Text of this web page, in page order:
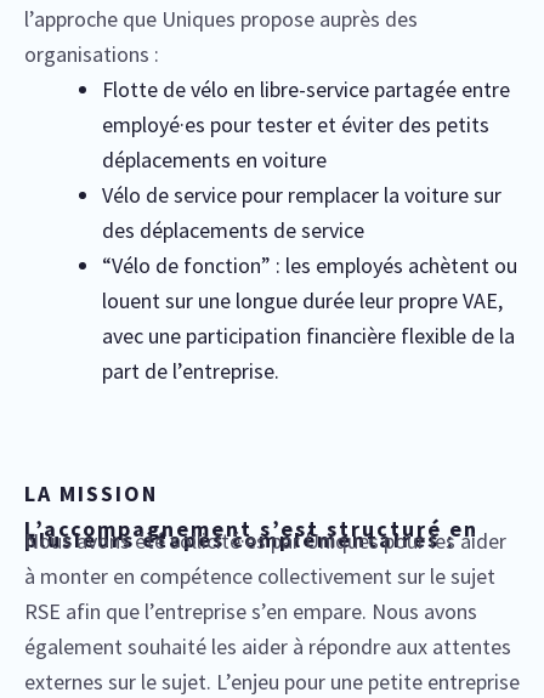
l’approche que Uniques propose auprès des
organisations :
Flotte de vélo en libre-service partagée entre
employé·es pour tester et éviter des petits
déplacements en voiture
Vélo de service pour remplacer la voiture sur
des déplacements de service
“Vélo de fonction” : les employés achètent ou
louent sur une longue durée leur propre VAE,
avec une participation financière flexible de la
part de l’entreprise.
LA MISSION
L’accompagnement s’est structuré en
plusieurs étapes complémentaires :
Nous avons été sollicité·es par Uniques pour les aider
à monter en compétence collectivement sur le sujet
RSE afin que l’entreprise s’en empare. Nous avons
également souhaité les aider à répondre aux attentes
externes sur le sujet. L’enjeu pour une petite entreprise